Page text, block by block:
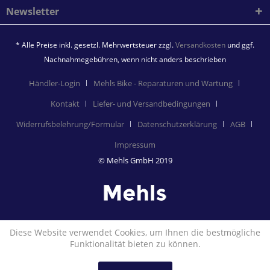
Newsletter
* Alle Preise inkl. gesetzl. Mehrwertsteuer zzgl.Versandkosten und ggf.
Nachnahmegebühren, wenn nicht anders beschrieben
Händler-Login
Mehls Bike - Reparaturen und Wartung
Kontakt
Liefer- und Versandbedingungen
Widerrufsbelehrung/Formular
Datenschutzerklärung
AGB
Impressum
© Mehls GmbH 2019
Diese Website verwendet Cookies, um Ihnen die bestmögliche
Funktionalität bieten zu können.